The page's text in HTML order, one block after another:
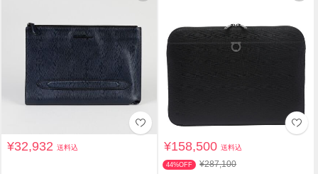
¥32,932送料込 ¥158,500送料込
44%OFF ¥287,100